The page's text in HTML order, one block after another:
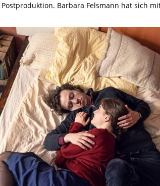
Barbara Felsmann hat sich